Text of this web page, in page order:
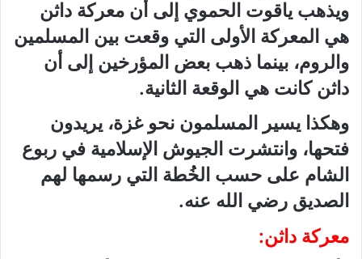
ويذهب ياقوت الحموي إلى أن معركة داثن
هي المعركة الأولى التي وقعت بين المسلمين
والروم، بينما ذهب بعض المؤرخين إلى أن
داثن كانت هي الوقعة الثانية.
وهكذا يسير المسلمون نحو غزة، يريدون
فتحها، وانتشرت الجيوش الإسلامية في ربوع
الشام على حسب الخُطة التي رسمها لهم
الصديق رضي الله عنه.
معركة داثن: